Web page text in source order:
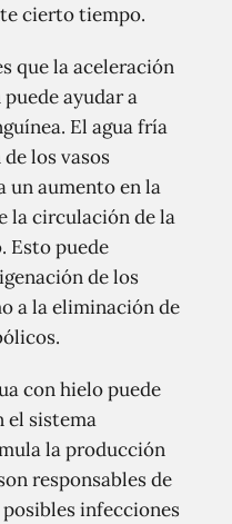
cierto tiempo.
que la aceleración
ayudar a
El agua fría
los vasos
un aumento en la
la circulación de la
Esto puede
de los
a la eliminación de
con hielo puede
el sistema
la producción
responsables de
infecciones